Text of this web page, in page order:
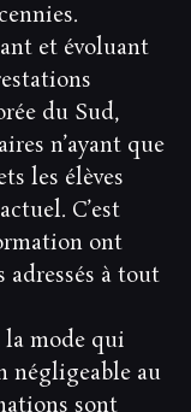
et évoluant
du Sud,
n’ayant que
les élèves
C’est
ont
adressés à tout
la mode qui
négligeable au
sont